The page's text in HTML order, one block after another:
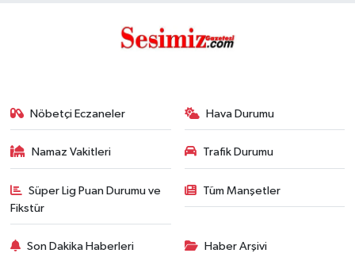
Nöbetçi Eczaneler Hava Durumu
Namaz Vakitleri Trafik Durumu
Süper Lig Puan Durumu ve
Fikstür
Tüm Manşetler
Son Dakika Haberleri Haber Arşivi